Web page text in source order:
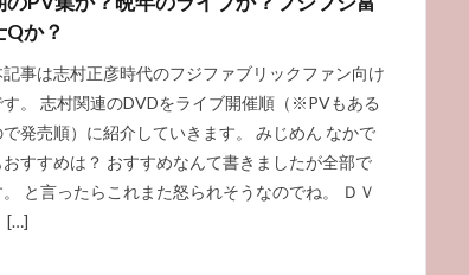
Qか？
記事は志村正彦時代のフジファブリックファン向け
す。 志村関連のDVDをライブ開催順（※PVもある
で発売順）に紹介していきます。 みじめん なかで
おすすめは？ おすすめなんて書きましたが全部で
。 と言ったらこれまた怒られそうなのでね。 ＤＶ
[…]